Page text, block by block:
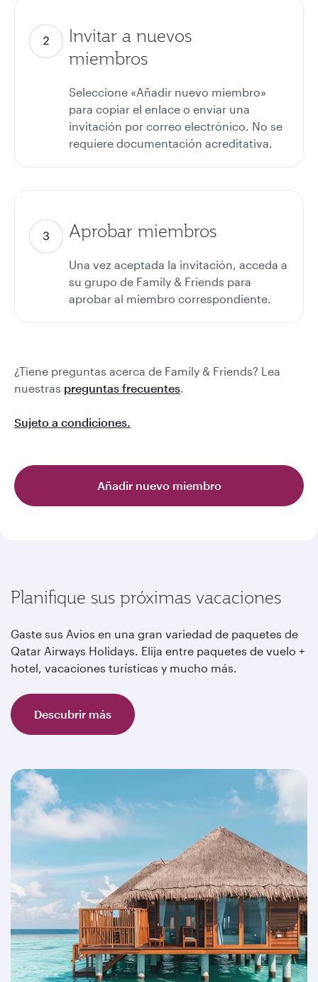
Invitar a nuevos
miembros
Seleccione «Añadir nuevo miembro»
para copiar el enlace o enviar una
invitación por correo electrónico. No se
requiere documentación acreditativa.
Aprobar miembros
Una vez aceptada la invitación, acceda a
su grupo de Family & Friends para
aprobar al miembro correspondiente.
¿Tiene preguntas acerca de Family & Friends? Lea
nuestras preguntas frecuentes.
Sujeto a condiciones.
Añadir nuevo miembro
Planifique sus próximas vacaciones
Gaste sus Avios en una gran variedad de paquetes de
Qatar Airways Holidays. Elija entre paquetes de vuelo +
hotel, vacaciones turísticas y mucho más.
Descubrir más